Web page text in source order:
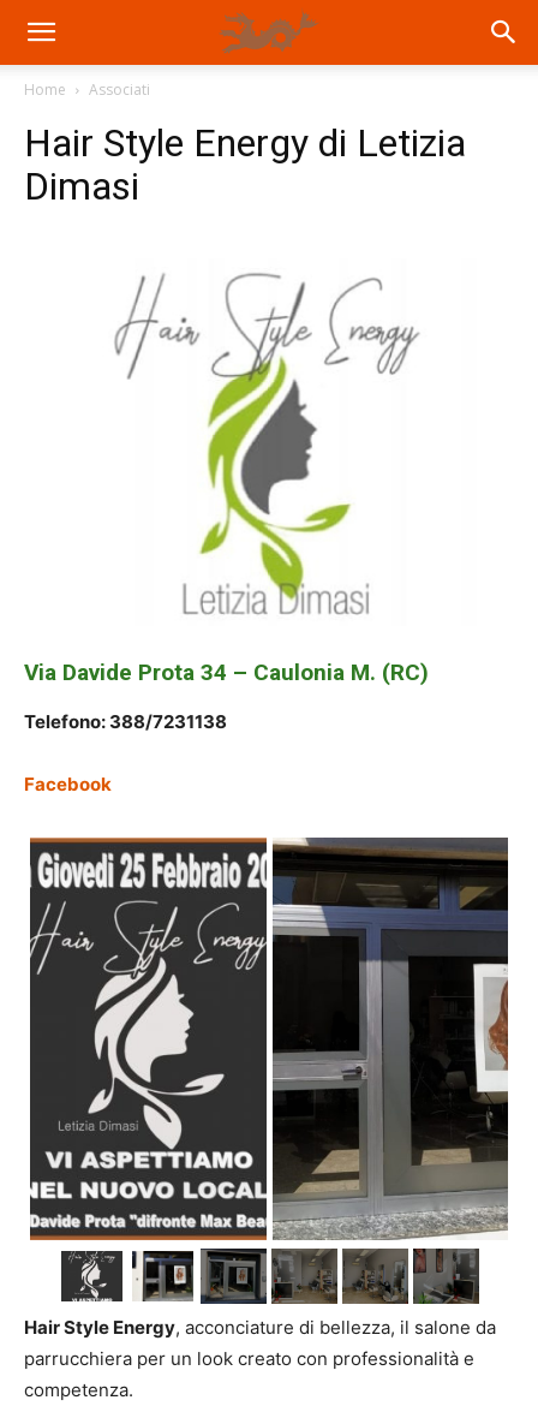
Home Associati
Hair Style Energy di Letizia
Dimasi
Via Davide Prota 34 – Caulonia M. (RC)
Telefono: 388/7231138
Facebook
Hair Style Energy, acconciature di bellezza, il salone da
parrucchiera per un look creato con professionalità e
competenza.